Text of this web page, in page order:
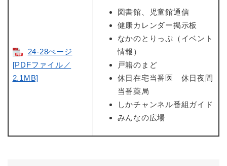
24-28ぺージ
[PDFファイル／
2.1MB]
図書館、児童館通信
健康カレンダー掲示板
なかのとりっぷ（イベント
情報）
戸籍のまど
休日在宅当番医 休日夜間
当番薬局
しかチャンネル番組ガイド
みんなの広場